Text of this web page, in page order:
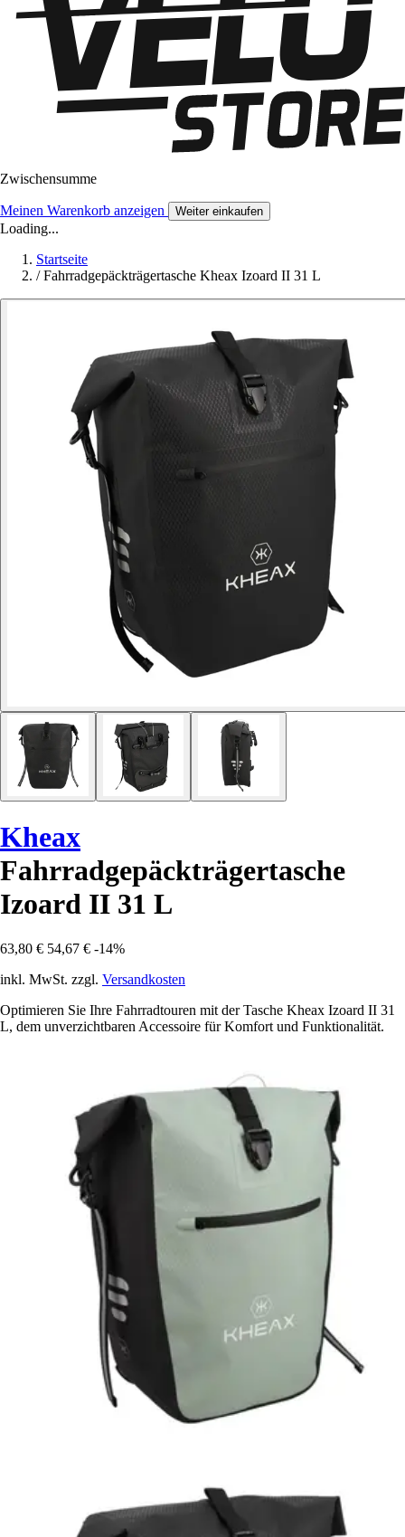
Zwischensumme
Meinen Warenkorb anzeigen Weiter einkaufen
Loading...
Startseite
/ Fahrradgepäckträgertasche Kheax Izoard II 31 L
Kheax
Fahrradgepäckträgertasche
Izoard II 31 L
63,80 € 54,67 € -14%
inkl. MwSt. zzgl. Versandkosten
Optimieren Sie Ihre Fahrradtouren mit der Tasche Kheax Izoard II 31
L, dem unverzichtbaren Accessoire für Komfort und Funktionalität.